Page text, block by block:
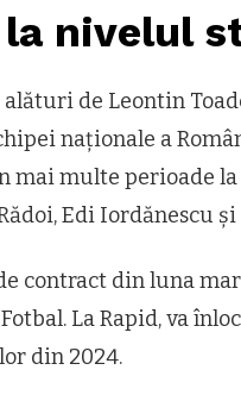
la nivelul
de Leontin
naționale a
mai multe perioade
Edi Iordănescu
contract din luna
La Rapid, va
din 2024.